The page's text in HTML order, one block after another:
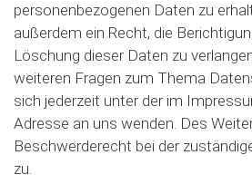
personenbezogenen Daten zu
außerdem ein Recht, die
Löschung dieser Daten zu
weiteren Fragen zum Thema
sich jederzeit unter der im
Adresse an uns wenden. Des
Beschwerderecht bei der
zu.